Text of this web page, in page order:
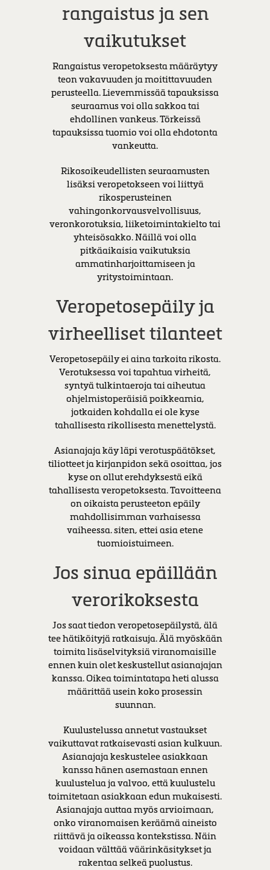
rangaistus ja sen
vaikutukset
Rangaistus veropetoksesta määräytyy
teon vakavuuden ja moitittavuuden
perusteella. Lievemmissää tapauksissa
seuraamus voi olla sakkoa tai
ehdollinen vankeus. Törkeissä
tapauksissa tuomio voi olla ehdotonta
vankeutta.
Rikosoikeudellisten seuraamusten
lisäksi veropetokseen voi liittyä
rikosperusteinen
vahingonkorvausvelvollisuus,
veronkorotuksia, liiketoimintakielto tai
yhteisösakko. Näillä voi olla
pitkäaikaisia vaikutuksia
ammatinharjoittamiseen ja
yritystoimintaan.
Veropetosepäily ja
virheelliset tilanteet
Veropetosepäily ei aina tarkoita rikosta.
Verotuksessa voi tapahtua virheitä,
syntyä tulkintaeroja tai aiheutua
ohjelmistoperäisiä poikkeamia,
jotkaiden kohdalla ei ole kyse
tahallisesta rikollisesta menettelystä.
Asianajaja käy läpi verotuspäätökset,
tiliotteet ja kirjanpidon sekä osoittaa, jos
kyse on ollut erehdyksestä eikä
tahallisesta veropetoksesta. Tavoitteena
on oikaista perusteeton epäily
mahdollisimman varhaisessa
vaiheessa. siten, ettei asia etene
tuomioistuimeen.
Jos sinua epäillään
verorikoksesta
Jos saat tiedon veropetosepäilystä, älä
tee hätiköityjä ratkaisuja. Älä myöskään
toimita lisäselvityksiä viranomaisille
ennen kuin olet keskustellut asianajajan
kanssa. Oikea toimintatapa heti alussa
määrittää usein koko prosessin
suunnan.
Kuulustelussa annetut vastaukset
vaikuttavat ratkaisevasti asian kulkuun.
Asianajaja keskustelee asiakkaan
kanssa hänen asemastaan ennen
kuulustelua ja valvoo, että kuulustelu
toimitetaan asiakkaan edun mukaisesti.
Asianajaja auttaa myös arvioimaan,
onko viranomaisen keräämä aineisto
riittävä ja oikeassa kontekstissa. Näin
voidaan välttää väärinkäsitykset ja
rakentaa selkeä puolustus.